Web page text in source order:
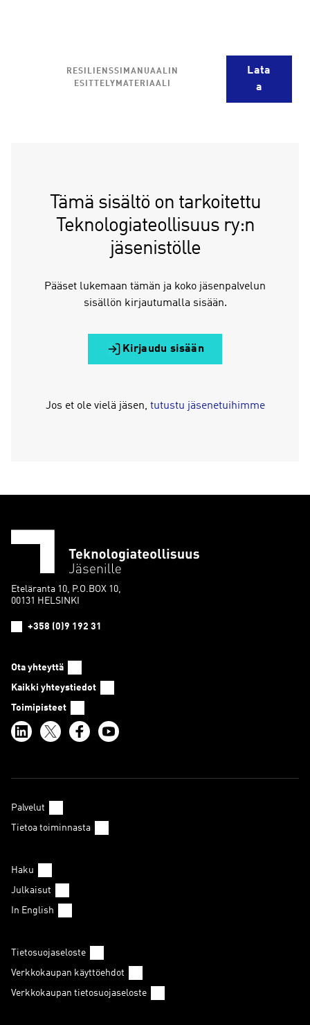
RESILIENSSIMANUAALIN
ESITTELYMATERIAALI
Lata
a
Tämä sisältö on tarkoitettu
Teknologiateollisuus ry:n
jäsenistölle
Pääset lukemaan tämän ja koko jäsenpalvelun
sisällön kirjautumalla sisään.
Kirjaudu sisään
Jos et ole vielä jäsen, tutustu jäsenetuihimme
Eteläranta 10, P.O.BOX 10,
00131 HELSINKI
+358 (0)9 192 31
Ota yhteyttä
Kaikki yhteystiedot
Toimipisteet
Palvelut
Tietoa toiminnasta
Haku
Julkaisut
In English
Tietosuojaseloste
Verkkokaupan käyttöehdot
Verkkokaupan tietosuojaseloste